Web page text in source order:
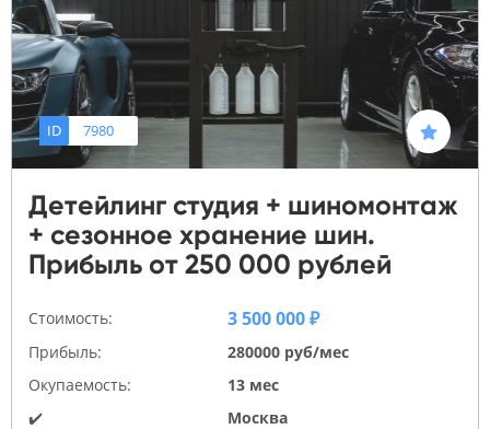
ID 7980
Детейлинг студия + шиномонтаж
+ сезонное хранение шин.
Прибыль от 250 000 рублей
Стоимость: 3 500 000 ₽
Прибыль:
280000 руб/мес
Окупаемость:
13 мес
✔️
Москва